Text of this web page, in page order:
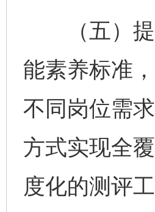
（五）提
能素养标准
不同岗位需
方式实现全
度化的测评